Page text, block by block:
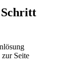
Seite